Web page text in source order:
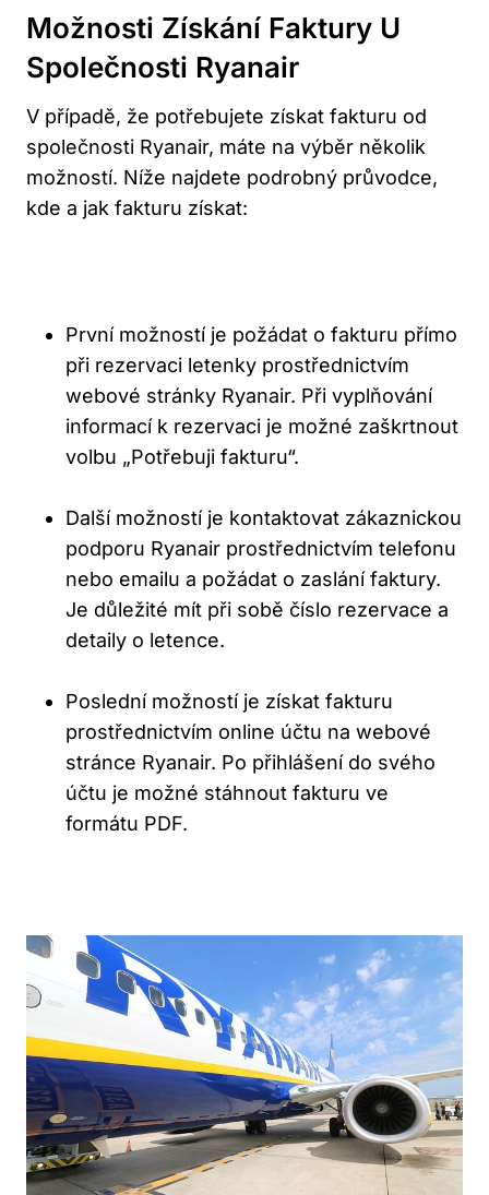
Možnosti Získání Faktury U
Společnosti Ryanair
V případě, že potřebujete získat fakturu od
společnosti Ryanair, máte na výběr několik
možností. Níže najdete podrobný průvodce,
kde a jak fakturu získat:
První možností je požádat o fakturu přímo
při rezervaci letenky prostřednictvím
webové stránky Ryanair. Při vyplňování
informací k rezervaci je možné zaškrtnout
volbu „Potřebuji fakturu“.
Další možností je kontaktovat zákaznickou
podporu Ryanair prostřednictvím telefonu
nebo emailu a požádat o zaslání faktury.
Je důležité mít při sobě číslo rezervace a
detaily o letence.
Poslední možností je získat fakturu
prostřednictvím online účtu na webové
stránce Ryanair. Po přihlášení do svého
účtu je možné stáhnout fakturu ve
formátu PDF.